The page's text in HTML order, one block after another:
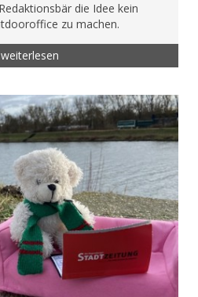
die Idee kein
zu machen.